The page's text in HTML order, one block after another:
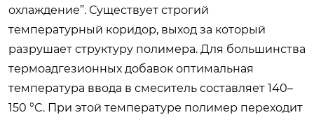
охлаждение”. Существует строгий
температурный коридор, выход за который
разрушает структуру полимера. Для большинства
термоадгезионных добавок оптимальная
температура ввода в смеситель составляет 140–
150 °C. При этой температуре полимер переходит